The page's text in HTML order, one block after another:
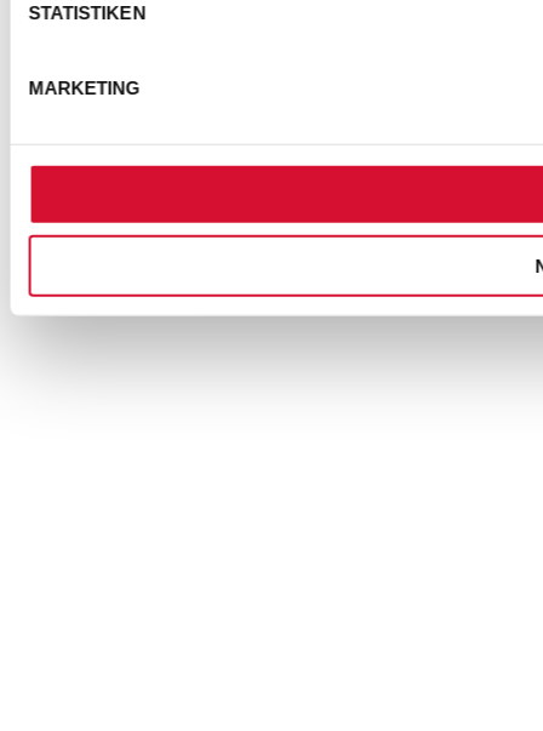
STATISTIKEN
MARKETING